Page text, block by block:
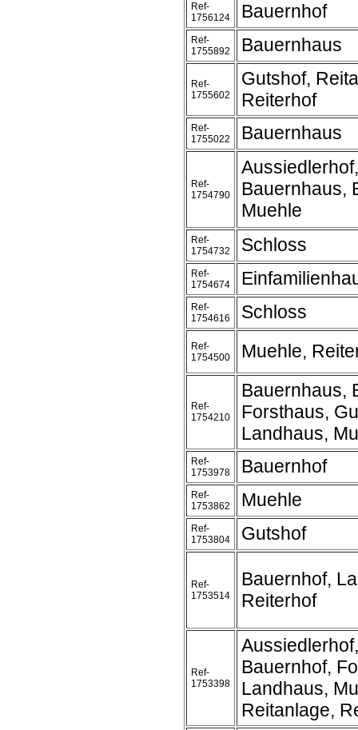
Ref-
1756124
Bauernhof
Ref-
1755892
Bauernhaus
Ref-
1755602
Gutshof,
Reiterhof
Ref-
1755022
Bauernhaus
Ref-
1754790
Bauernhaus,
Muehle
Ref-
1754732
Schloss
Ref-
1754674
Ref-
1754616
Schloss
Ref-
1754500
Muehle,
Ref-
1754210
Bauernhaus,
Forsthaus,
Landhaus,
Ref-
1753978
Bauernhof
Ref-
1753862
Muehle
Ref-
1753804
Gutshof
Ref-
1753514
Bauernhof,
Reiterhof
Ref-
1753398
Bauernhof,
Landhaus,
Reitanlage,